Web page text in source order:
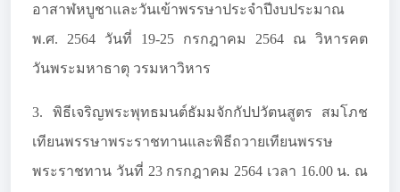
อาสาฬหบูชาและวันเข้าพรรษาประจำปีงบประมาณ
พ.ศ. 2564 วันที่ 19-25 กรกฎาคม 2564 ณ วิหารคต
วันพระมหาธาตุ วรมหาวิหาร
3. พิธีเจริญพระพุทธมนต์ธัมมจักกัปปวัตนสูตร สมโภช
เทียนพรรษาพระราชทานและพิธีถวายเทียนพรรษ
พระราชทาน วันที่ 23 กรกฎาคม 2564 เวลา 16.00 น. ณ